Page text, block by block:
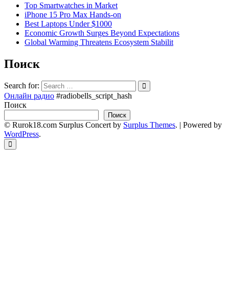
Top Smartwatches in Market
iPhone 15 Pro Max Hands-on
Best Laptops Under $1000
Economic Growth Surges Beyond Expectations
Global Warming Threatens Ecosystem Stabilit
Поиск
Search for:
Онлайн радио #radiobells_script_hash
Поиск
Поиск
© Rurok18.com Surplus Concert by Surplus Themes. | Powered by
WordPress.